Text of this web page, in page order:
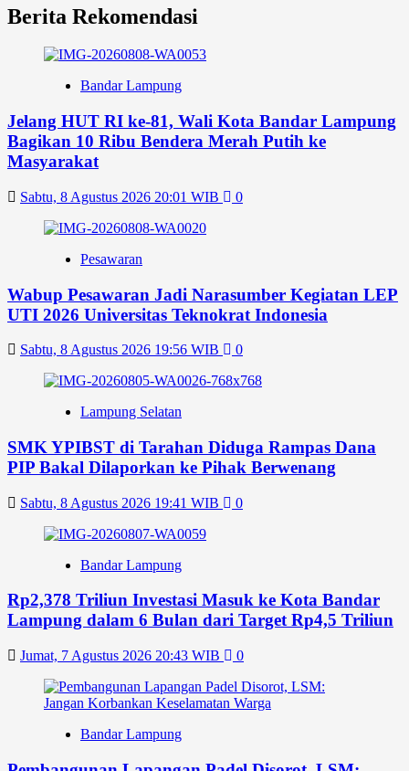
Berita Rekomendasi
Bandar Lampung
Jelang HUT RI ke-81, Wali Kota Bandar Lampung
Bagikan 10 Ribu Bendera Merah Putih ke
Masyarakat
Sabtu, 8 Agustus 2026 20:01 WIB 0
Pesawaran
Wabup Pesawaran Jadi Narasumber Kegiatan LEP
UTI 2026 Universitas Teknokrat Indonesia
Sabtu, 8 Agustus 2026 19:56 WIB 0
Lampung Selatan
SMK YPIBST di Tarahan Diduga Rampas Dana
PIP Bakal Dilaporkan ke Pihak Berwenang
Sabtu, 8 Agustus 2026 19:41 WIB 0
Bandar Lampung
Rp2,378 Triliun Investasi Masuk ke Kota Bandar
Lampung dalam 6 Bulan dari Target Rp4,5 Triliun
Jumat, 7 Agustus 2026 20:43 WIB 0
Bandar Lampung